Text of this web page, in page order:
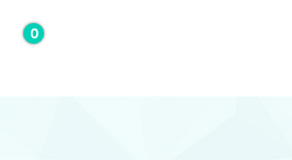
0,00€
0